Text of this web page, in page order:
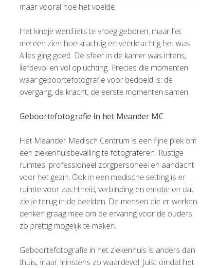
maar vooral hoe het voelde.
Het kindje werd iets te vroeg geboren, maar liet
meteen zien hoe krachtig en veerkrachtig het was.
Alles ging goed. De sfeer in de kamer was intens,
liefdevol en vol opluchting. Precies die momenten
waar geboortefotografie voor bedoeld is: de
overgang, de kracht, de eerste momenten samen.
Geboortefotografie in het Meander MC
Het Meander Medisch Centrum is een fijne plek om
een ziekenhuisbevalling te fotograferen. Rustige
ruimtes, professioneel zorgpersoneel en aandacht
voor het gezin. Ook in een medische setting is er
ruimte voor zachtheid, verbinding en emotie en dat
zie je terug in de beelden. De mensen die er werken
denken graag mee om de ervaring voor de ouders
zo prettig mogelijk te maken.
Geboortefotografie in het ziekenhuis is anders dan
thuis, maar minstens zo waardevol. Juist omdat het